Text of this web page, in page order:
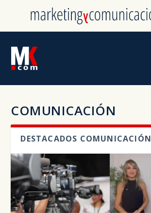
COMUNICACIÓN
DESTACADOS COMUNICACIÓN